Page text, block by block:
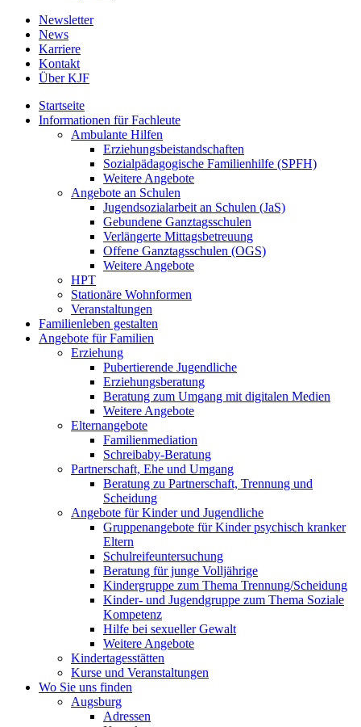
Newsletter
News
Karriere
Kontakt
Über KJF
Startseite
Informationen für Fachleute
Ambulante Hilfen
Erziehungsbeistandschaften
Sozialpädagogische Familienhilfe (SPFH)
Weitere Angebote
Angebote an Schulen
Jugendsozialarbeit an Schulen (JaS)
Gebundene Ganztagsschulen
Verlängerte Mittagsbetreuung
Offene Ganztagsschulen (OGS)
Weitere Angebote
HPT
Stationäre Wohnformen
Veranstaltungen
Familienleben gestalten
Angebote für Familien
Erziehung
Pubertierende Jugendliche
Erziehungsberatung
Beratung zum Umgang mit digitalen Medien
Weitere Angebote
Elternangebote
Familienmediation
Schreibaby-Beratung
Partnerschaft, Ehe und Umgang
Beratung zu Partnerschaft, Trennung und
Scheidung
Angebote für Kinder und Jugendliche
Gruppenangebote für Kinder psychisch kranker
Eltern
Schulreifeuntersuchung
Beratung für junge Volljährige
Kindergruppe zum Thema Trennung/Scheidung
Kinder- und Jugendgruppe zum Thema Soziale
Kompetenz
Hilfe bei sexueller Gewalt
Weitere Angebote
Kindertagesstätten
Kurse und Veranstaltungen
Wo Sie uns finden
Augsburg
Adressen